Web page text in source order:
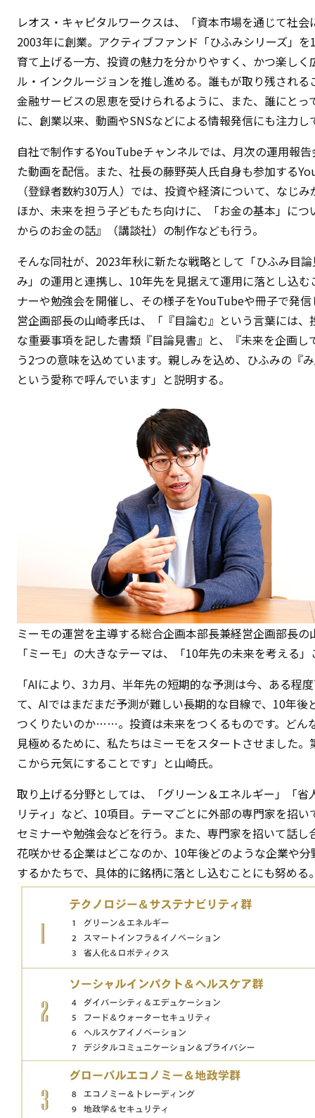
レオス・キャピタルワークスは、「資本市場を通じて社
2003年に創業。アクティブファンド「ひふみシリーズ」
育て上げる一方、投資の魅力を分かりやすく、かつ楽し
ル・インクルージョンを推し進める。誰もが取り残され
金融サービスの恩恵を受けられるように、また、誰にと
に、創業以来、動画やSNSなどによる情報発信にも注力し
自社で制作するYouTubeチャンネルでは、月次の運用報
た動画を配信。また、社長の藤野英人氏自身も参加する
（登録者数約30万人）では、投資や経済について、なじ
ほか、未来を担う子どもたち向けに、「お金の基本」に
からのお金の話』（講談社）の制作なども行う。
そんな同社が、2023年秋に新たな戦略として「ひふみ目
み」の運用と連携し、10年先を見据えて運用に落とし込
ナーや勉強会を開催し、その様子をYouTubeや冊子で発
営企画部長の山崎孝氏は、「『目論む』という言葉には
な重要事項を記した書類『目論見書』と、『未来を企画
う2つの意味を込めています。親しみを込め、ひふみの『
という愛称で呼んでいます」と説明する。
ミーモの運営を主導する総合企画本部長兼経営企画部長の
「ミーモ」の大きなテーマは、「10年先の未来を考える」
「AIにより、3カ月、半年先の短期的な予測は今、ある程
て、AIではまだまだ予測が難しい長期的な目線で、10年
つくりたいのか……。投資は未来をつくるものです。どん
見極めるために、私たちはミーモをスタートさせました
こから元気にすることです」と山崎氏。
取り上げる分野としては、「グリーン＆エネルギー」「
リティ」など、10項目。テーマごとに外部の専門家を招
セミナーや勉強会などを行う。また、専門家を招いて話
花咲かせる企業はどこなのか、10年後どのような企業や
するかたちで、具体的に銘柄に落とし込むことにも努める